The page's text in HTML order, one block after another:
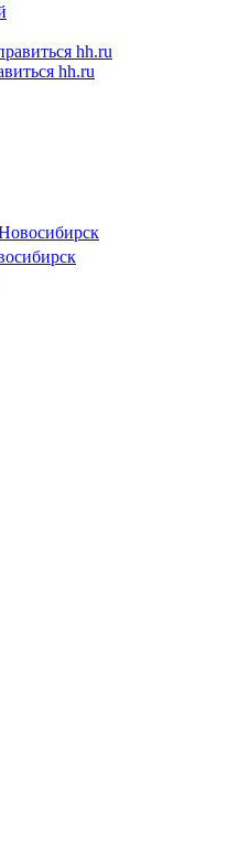
hh.ru